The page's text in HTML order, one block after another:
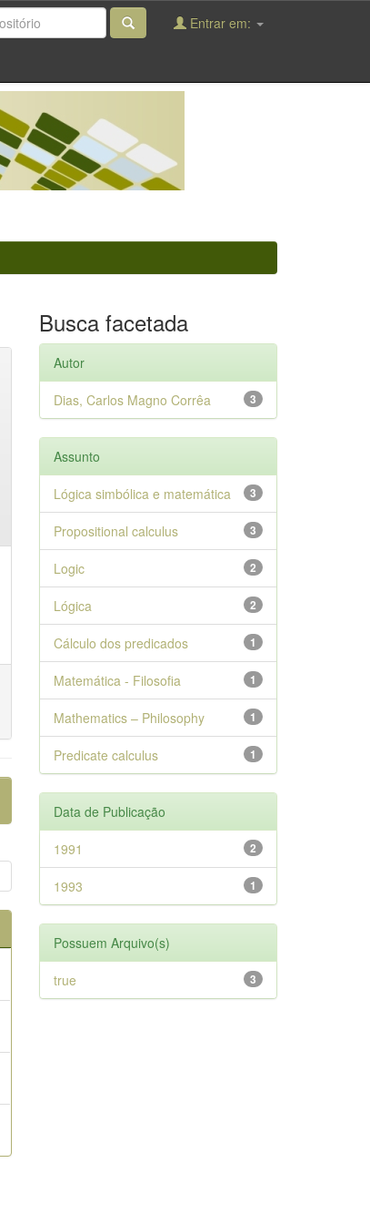
Entrar em:
Busca facetada
Autor
3
Dias, Carlos Magno Corrêa
Assunto
3
Lógica simbólica e matemática
3
Propositional calculus
2
Logic
2
Lógica
1
Cálculo dos predicados
1
Matemática - Filosofia
1
Mathematics – Philosophy
1
Predicate calculus
Data de Publicação
2
1991
1
1993
Possuem Arquivo(s)
3
true